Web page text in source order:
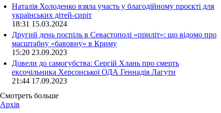
Наталія Холоденко взяла участь у благодійному проєкті для
українських дітей-сиріт
18:31 15.03.2024
Другий день поспіль в Севастополі «приліт»: що відомо про
масштабну «бавовну» в Криму
15:20 23.09.2023
Довели до самогубства: Сергій Хлань про смерть
ексочільника Херсонської ОДА Геннадія Лагути
21:44 17.09.2023
Смотреть больше
Архів